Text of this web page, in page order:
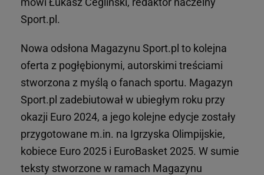
Sport.pl.
Nowa odsłona Magazynu Sport.pl to kolejna
oferta z pogłębionymi, autorskimi treściami
stworzona z myślą o fanach sportu. Magazyn
Sport.pl zadebiutował w ubiegłym roku przy
okazji Euro 2024, a jego kolejne edycje zostały
przygotowane m.in. na Igrzyska Olimpijskie,
kobiece Euro 2025 i EuroBasket 2025. W sumie
teksty stworzone w ramach Magazynu